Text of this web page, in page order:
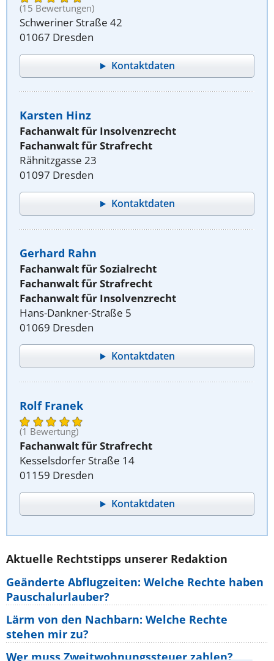
(15 Bewertungen)
Schweriner Straße 42
01067 Dresden
Kontaktdaten
Karsten Hinz
Fachanwalt für Insolvenzrecht
Fachanwalt für Strafrecht
Rähnitzgasse 23
01097 Dresden
Kontaktdaten
Gerhard Rahn
Fachanwalt für Sozialrecht
Fachanwalt für Strafrecht
Fachanwalt für Insolvenzrecht
Hans-Dankner-Straße 5
01069 Dresden
Kontaktdaten
Rolf Franek
(1 Bewertung)
Fachanwalt für Strafrecht
Kesselsdorfer Straße 14
01159 Dresden
Kontaktdaten
Aktuelle Rechtstipps unserer Redaktion
Geänderte Abflugzeiten: Welche Rechte haben
Pauschalurlauber?
Lärm von den Nachbarn: Welche Rechte
stehen mir zu?
Wer muss Zweitwohnungssteuer zahlen?